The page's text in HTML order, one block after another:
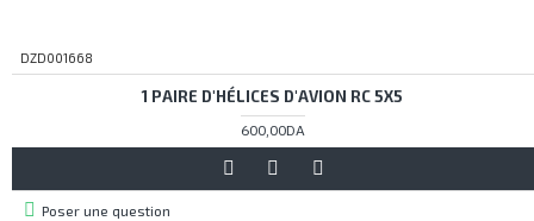
DZD001668
1 PAIRE D'HÉLICES D'AVION RC 5X5
600,00DA
Poser une question